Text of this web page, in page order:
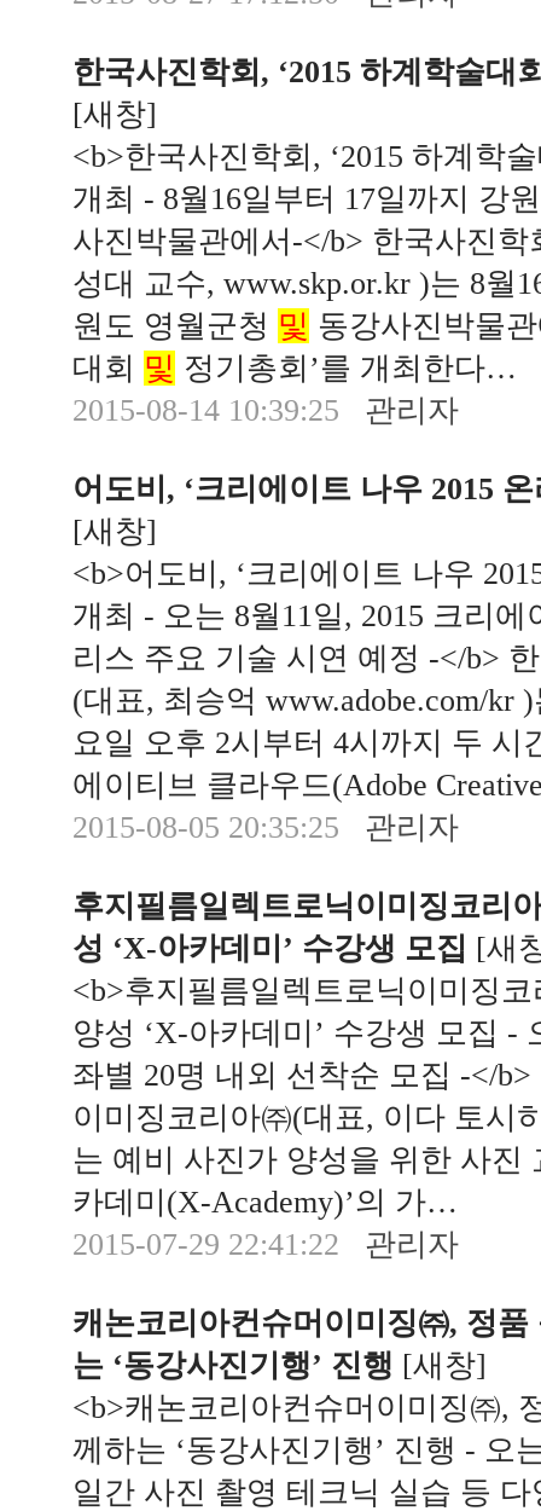
한국사진학회, ‘2015 하계학술대
[새창]
<b>한국사진학회, ‘2015 하계학
개최 - 8월16일부터 17일까지 강
사진박물관에서-</b> 한국사진
성대 교수, www.skp.or.kr )는 8월
원도 영월군청 및 동강사진박물
대회 및 정기총회’를 개최한다…
2015-08-14 10:39:25
관리자
어도비, ‘크리에이트 나우 2015
[새창]
<b>어도비, ‘크리에이트 나우
개최 - 오는 8월11일, 2015 크리
리스 주요 기술 시연 예정 -</b>
(대표, 최승억 www.adobe.com/kr
요일 오후 2시부터 4시까지 두 시
에이티브 클라우드(Adobe
2015-08-05 20:35:25
관리자
후지필름일렉트로닉이미징코리
성 ‘X-아카데미’ 수강생 모집 [새
<b>후지필름일렉트로닉이미징
양성 ‘X-아카데미’ 수강생 모집 -
좌별 20명 내외 선착순 모집 -</
이미징코리아㈜(대표, 이다 토시
는 예비 사진가 양성을 위한 사진
카데미(X-Academy)’의 가…
2015-07-29 22:41:22
관리자
캐논코리아컨슈머이미징㈜, 정
는 ‘동강사진기행’ 진행 [새창]
<b>캐논코리아컨슈머이미징㈜,
께하는 ‘동강사진기행’ 진행 - 오
일간 사진 촬영 테크닉 실습 등